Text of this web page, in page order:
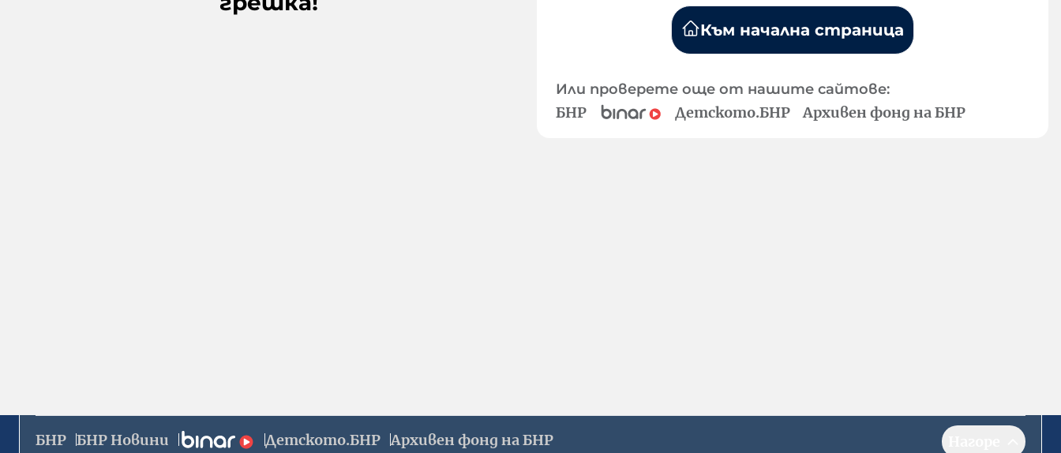
Към начална страница
Или проверете още от нашите сайтове:
БНР Детското.БНР Архивен фонд на БНР
БНР БНР Новини Детското.БНР Архивен фонд на БНР